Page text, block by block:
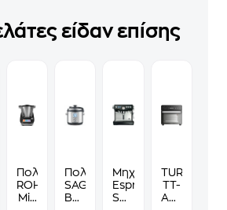
είδαν επίσης
Πολυμάγειρας
ROHNSON
Mix
Πολυμάγειρας
SAGE
BPR700
Μηχανή
Espresso
SAGE
TT-
AFO14